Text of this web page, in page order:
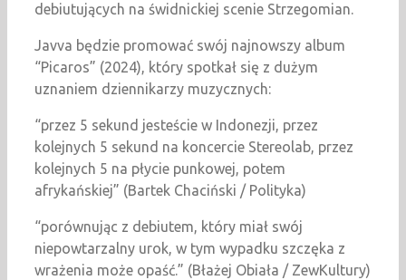
debiutujących na świdnickiej scenie Strzegomian.
Javva będzie promować swój najnowszy album
“Picaros” (2024), który spotkał się z dużym
uznaniem dziennikarzy muzycznych:
“przez 5 sekund jesteście w Indonezji, przez
kolejnych 5 sekund na koncercie Stereolab, przez
kolejnych 5 na płycie punkowej, potem
afrykańskiej” (Bartek Chaciński / Polityka)
“porównując z debiutem, który miał swój
niepowtarzalny urok, w tym wypadku szczęka z
wrażenia może opaść.” (Błażej Obiała / ZewKultury)